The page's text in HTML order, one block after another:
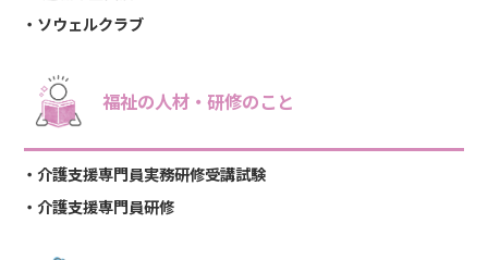
ソウェルクラブ
福祉の人材・研修のこと
介護支援専門員実務研修受講試験
介護支援専門員研修